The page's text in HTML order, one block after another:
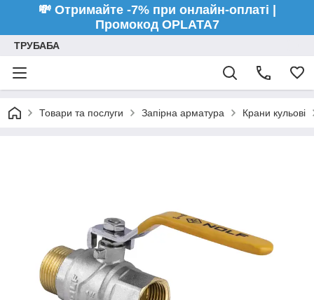
💸 Отримайте -7% при онлайн-оплаті |
Промокод OPLATA7
ТРУБАБА
Товари та послуги Запірна арматура Крани кульові